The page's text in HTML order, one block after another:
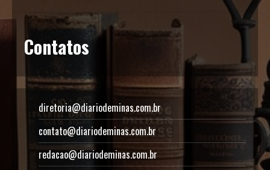
Contatos
diretoria@diariodeminas.com.br
contato@diariodeminas.com.br
redacao@diariodeminas.com.br